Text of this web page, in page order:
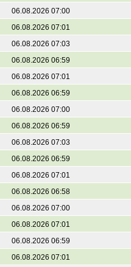
06.08.2026 07:00
06.08.2026 07:01
06.08.2026 07:03
06.08.2026 06:59
06.08.2026 07:01
06.08.2026 06:59
06.08.2026 07:00
06.08.2026 06:59
06.08.2026 07:03
06.08.2026 06:59
06.08.2026 07:01
06.08.2026 06:58
06.08.2026 07:00
06.08.2026 07:01
06.08.2026 06:59
06.08.2026 07:01